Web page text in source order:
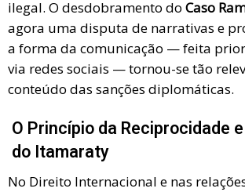
ilegal. O desdobramento do Caso
agora uma disputa de narrativas e
a forma da comunicação — feita
via redes sociais — tornou-se tão
conteúdo das sanções diplomáticas.
O Princípio da Reciprocidade
do Itamaraty
No Direito Internacional e nas